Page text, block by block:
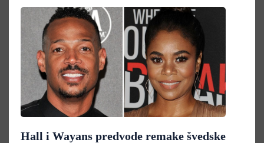
Hall i Wayans predvode remake švedske